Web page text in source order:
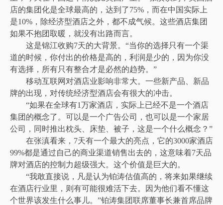
店的集团化是全球最高的，达到了75%，而在中国实际上
是10%，除经济型酒店之外，都不成气候。这些酒店集团
如果不抱团取暖，就没有出路而言。
这是锦江收购7天的大背景。“当你的选择只有一个渠
道的时候，你付出的价格是高的，利润是少的，因为你没
有选择，所有只有整合才是必然的趋势。”
移动互联网对酒店业影响非常大。一些新产品、新品
牌的出现，对传统经济型酒店会有很大的冲击。
“如果在全球有1万家酒店，实际上已经不是一个酒店
集团的概念了。可以是一个广告公司，也可以是一个家居
公司，同时推出枕头、床垫、被子，这是一个什么概念？”
在张滇看来，7天有一个最大的亮点，它的3000家酒店
99%都是通过自己的商业渠道销售出去的，这意味着7天品
牌对酒店的控制力超级强大。这个价值是巨大的。
“我敢直接说，凡是认为铂涛估值高的，将来如果继续
在酒店行业里，则有可能很难活下去。因为他们看不懂这
个世界该发生什么事儿。”铂涛集团联席董事长兼首席品牌